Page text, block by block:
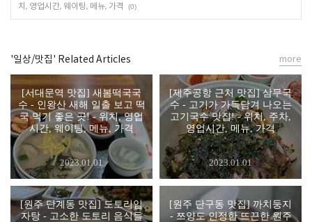
치, 영업시간, 웨이팅, 메뉴, 가격
(0)
'일상/맛집' Related Articles
[서대문역 맛집] 새봄떡국국
수 - 인왕산 새해 일출 보고 떡
국 먹기 좋은 곳! - 위치, 영업
시간, 웨이팅, 메뉴, 가격
2023.01.01
[제주공항 근처 맛집] 삼무국
수 - 고기가 가득담겨 나오는
고기국수 맛집! - 위치, 주차,
영업시간, 메뉴, 가격
2023.01.01
[원주 단계동 맛집] 도토리임
자탕 - 고소한 도토리 음식들
[원주 단구동 맛집] 까치둥지
- 쯔양도 인정한 뜨끈한 원주
more